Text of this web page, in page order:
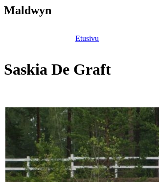
Maldwyn
Etusivu
Saskia De Graft